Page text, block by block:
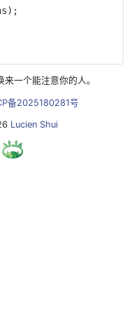
一个能注意你的人。
备2025180281号
Lucien Shui